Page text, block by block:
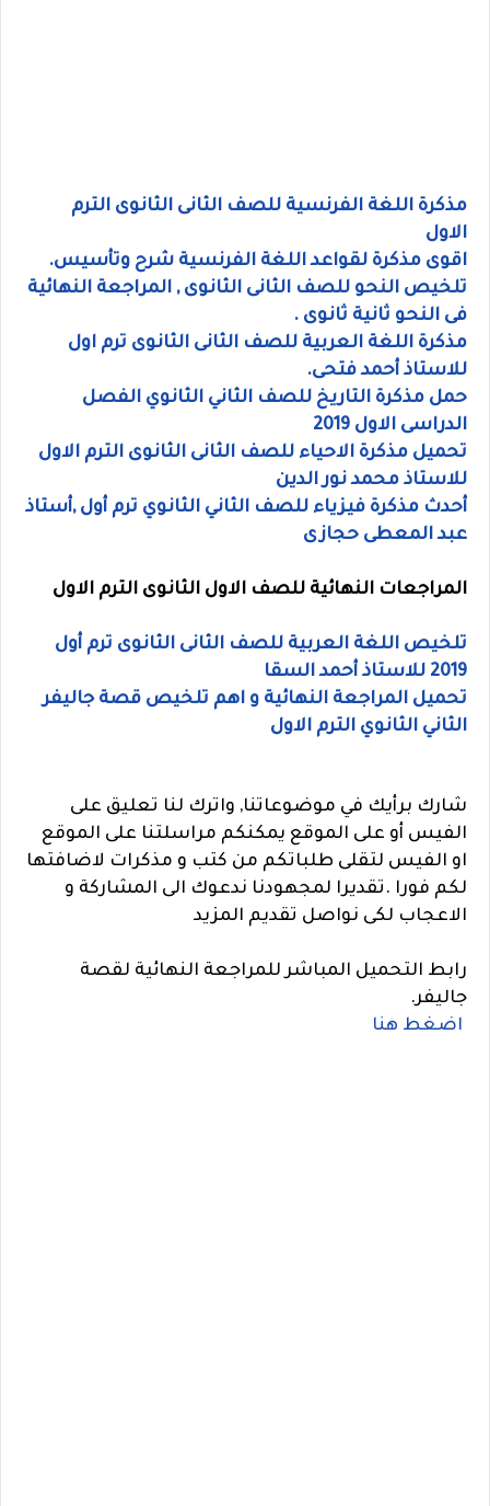
مذكرة اللغة الفرنسية للصف الثانى الثانوى الترم
الاول
اقوى مذكرة لقواعد اللغة الفرنسية شرح وتأسيس.
تلخيص النحو للصف الثانى الثانوى , المراجعة النهائية
فى النحو ثانية ثانوى .
مذكرة اللغة العربية للصف الثانى الثانوى ترم اول
للاستاذ أحمد فتحى.
حمل مذكرة التاريخ للصف الثاني الثانوي الفصل
الدراسى الاول 2019
تحميل مذكرة الاحياء للصف الثانى الثانوى الترم الاول
للاستاذ محمد نور الدين
أحدث مذكرة فيزياء للصف الثاني الثانوي ترم أول ,أستاذ
عبد المعطى حجازى
المراجعات النهائية للصف الاول الثانوى الترم الاول
تلخيص اللغة العربية للصف الثانى الثانوى ترم أول
2019 للاستاذ أحمد السقا
تحميل المراجعة النهائية و اهم تلخيص قصة جاليفر
الثاني الثانوي الترم الاول
شارك برأيك في موضوعاتنا, واترك لنا تعليق على
الفيس أو على الموقع يمكنكم مراسلتنا على الموقع
او الفيس لتقلى طلباتكم من كتب و مذكرات لاضافتها
لكم فورا .تقديرا لمجهودنا ندعوك الى المشاركة و
الاعجاب لكى نواصل تقديم المزيد
رابط التحميل المباشر للمراجعة النهائية لقصة
جاليفر.
اضغط هنا